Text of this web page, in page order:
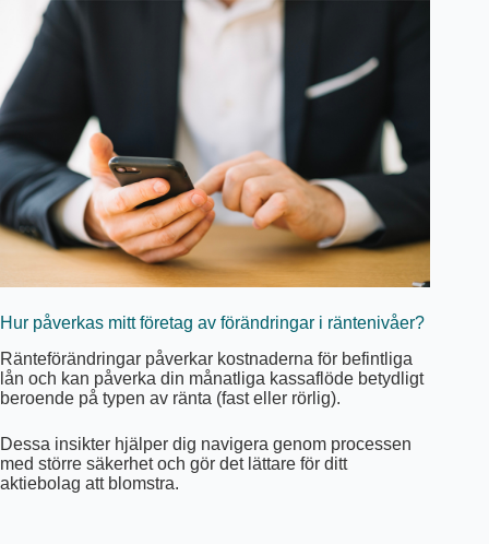
Hur påverkas mitt företag av förändringar i räntenivåer?
Ränteförändringar påverkar kostnaderna för befintliga
lån och kan påverka din månatliga kassaflöde betydligt
beroende på typen av ränta (fast eller rörlig).
Dessa insikter hjälper dig navigera genom processen
med större säkerhet och gör det lättare för ditt
aktiebolag att blomstra.